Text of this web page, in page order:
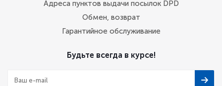
Адреса пунктов выдачи посылок DPD
Обмен, возврат
Гарантийное обслуживание
Будьте всегда в курсе!